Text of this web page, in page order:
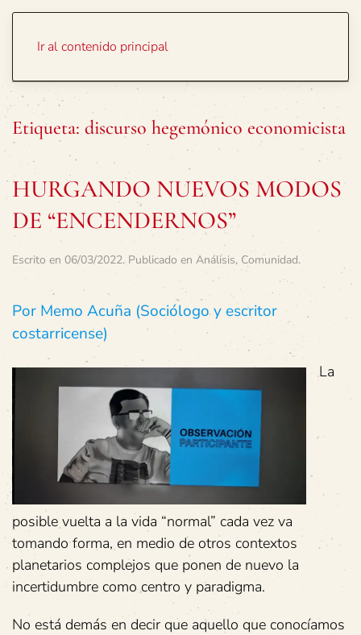
Ir al contenido principal
Etiqueta: discurso hegemónico economicista
HURGANDO NUEVOS MODOS
DE “ENCENDERNOS”
Escrito en 06/03/2022. Publicado en Análisis, Comunidad.
Por Memo Acuña (Sociólogo y escritor
costarricense)
La
posible vuelta a la vida “normal” cada vez va
tomando forma, en medio de otros contextos
planetarios complejos que ponen de nuevo la
incertidumbre como centro y paradigma.
No está demás en decir que aquello que conocíamos